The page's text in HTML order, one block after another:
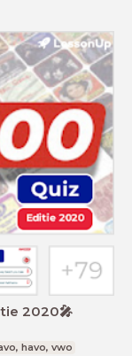
2020🎤
havo, vwo